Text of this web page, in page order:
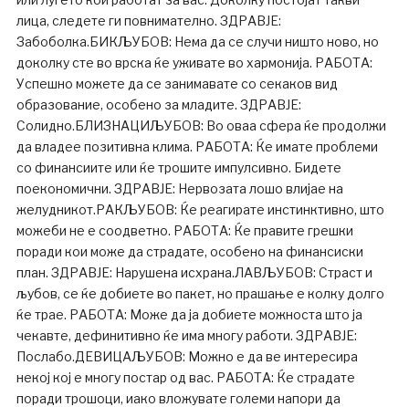
лица, следете ги повнимателно. ЗДРАВЈЕ:
Забоболка.БИКЉУБОВ: Нема да се случи ништо ново, но
доколку сте во врска ќе уживате во хармонија. РАБОТА:
Успешно можете да се занимавате со секаков вид
образование, особено за младите. ЗДРАВЈЕ:
Солидно.БЛИЗНАЦИЉУБОВ: Во оваа сфера ќе продолжи
да владее позитивна клима. РАБОТА: Ќе имате проблеми
со финансиите или ќе трошите импулсивно. Бидете
поекономични. ЗДРАВЈЕ: Нервозата лошо влијае на
желудникот.РАКЉУБОВ: Ќе реагирате инстинктивно, што
можеби не е соодветно. РАБОТА: Ќе правите грешки
поради кои може да страдате, особено на финансиски
план. ЗДРАВЈЕ: Нарушена исхрана.ЛАВЉУБОВ: Страст и
љубов, се ќе добиете во пакет, но прашање е колку долго
ќе трае. РАБОТА: Може да ја добиете можноста што ја
чекавте, дефинитивно ќе има многу работи. ЗДРАВЈЕ:
Послабо.ДЕВИЦАЉУБОВ: Можно е да ве интересира
некој кој е многу постар од вас. РАБОТА: Ќе страдате
поради трошоци, иако вложувате големи напори да